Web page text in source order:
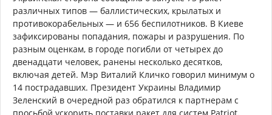
различных типов — баллистических, крылатых и
противокорабельных — и 656 беспилотников. В Киеве
зафиксированы попадания, пожары и разрушения. По
разным оценкам, в городе погибли от четырех до
двенадцати человек, ранены несколько десятков,
включая детей. Мэр Виталий Кличко говорил минимум о
14 пострадавших. Президент Украины Владимир
Зеленский в очередной раз обратился к партнерам с
просьбой ускорить поставки ракет для систем Patriot.